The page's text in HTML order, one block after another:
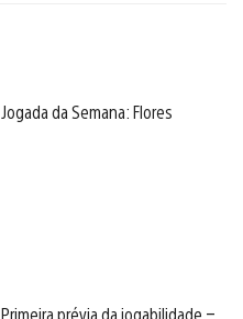
Jogada da Semana: Flores
Primeira prévia da jogabilidade –